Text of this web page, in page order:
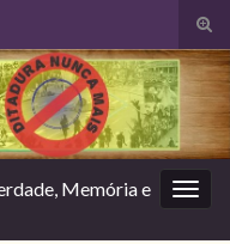
de
Memória e